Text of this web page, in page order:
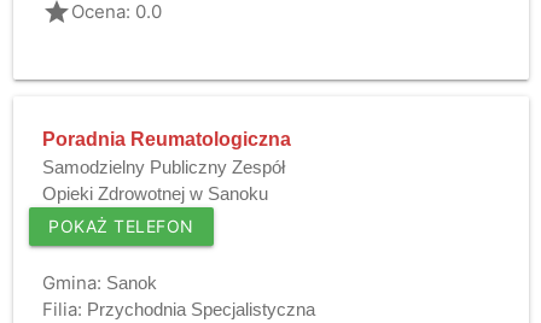
gradeOcena: 0.0
Poradnia Reumatologiczna
Samodzielny Publiczny Zespół
Opieki Zdrowotnej w Sanoku
POKAŻ TELEFON
Gmina: Sanok
Filia: Przychodnia Specjalistyczna